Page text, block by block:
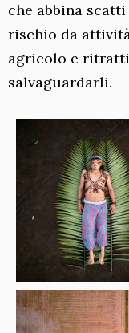
che abbina
rischio da
agricolo e
salvaguardarli.